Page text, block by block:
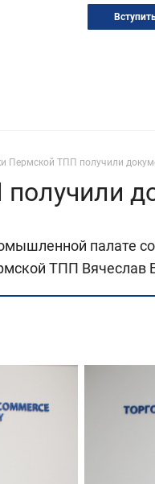
Пермской ТПП получили
палате
ТПП Вячеслав